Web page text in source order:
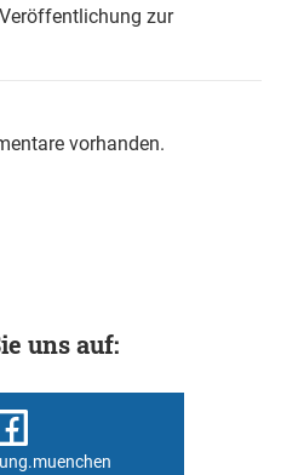
zur
vorhanden.
uns auf: